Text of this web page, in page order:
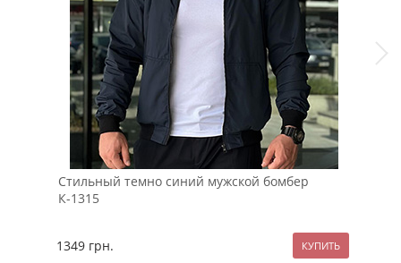
Стильный темно синий мужской бомбер
К-1315
1349 грн.